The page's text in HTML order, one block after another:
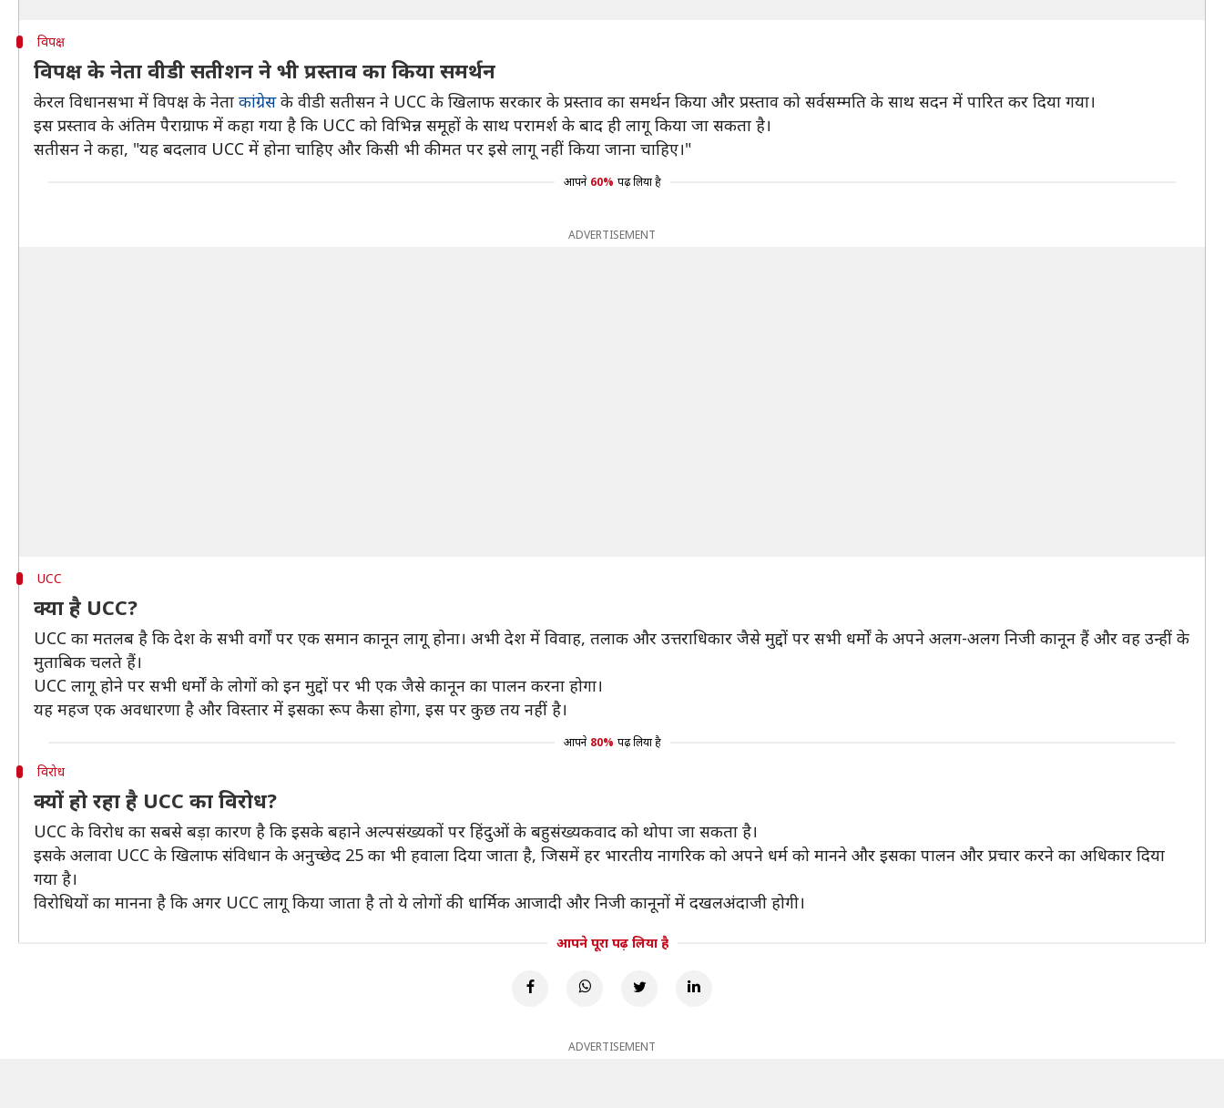
विपक्ष
विपक्ष के नेता वीडी सतीशन ने भी प्रस्ताव का किया समर्थन
केरल विधानसभा में विपक्ष के नेता कांग्रेसके वीडी सतीसन ने UCC के खिलाफ सरकार के प्रस्ताव का समर्थन किया और प्रस्ताव को सर्वसम्मति के साथ सदन में पारित कर दिया गया।
इस प्रस्ताव के अंतिम पैराग्राफ में कहा गया है कि UCC को विभिन्न समूहों के साथ परामर्श के बाद ही लागू किया जा सकता है।
सतीसन ने कहा, "यह बदलाव UCC में होना चाहिए और किसी भी कीमत पर इसे लागू नहीं किया जाना चाहिए।"
आपने 60% पढ़ लिया है
ADVERTISEMENT
UCC
क्या है UCC?
UCC का मतलब है कि देश के सभी वर्गों पर एक समान कानून लागू होना। अभी देश में विवाह, तलाक और उत्तराधिकार जैसे मुद्दों पर सभी धर्मों के अपने अलग-अलग निजी कानून हैं और वह उन्हीं के
मुताबिक चलते हैं।
UCC लागू होने पर सभी धर्मों के लोगों को इन मुद्दों पर भी एक जैसे कानून का पालन करना होगा।
यह महज एक अवधारणा है और विस्तार में इसका रूप कैसा होगा, इस पर कुछ तय नहीं है।
आपने 80% पढ़ लिया है
विरोध
क्यों हो रहा है UCC का विरोध?
UCC के विरोध का सबसे बड़ा कारण है कि इसके बहाने अल्पसंख्यकों पर हिंदुओं के बहुसंख्यकवाद को थोपा जा सकता है।
इसके अलावा UCC के खिलाफ संंविधान के अनुच्छेद 25 का भी हवाला दिया जाता है, जिसमें हर भारतीय नागरिक को अपने धर्म को मानने और इसका पालन और प्रचार करने का अधिकार दिया
गया है।
विरोधियों का मानना है कि अगर UCC लागू किया जाता है तो ये लोगों की धार्मिक आजादी और निजी कानूनों में दखलअंदाजी होगी।
आपने पूरा पढ़ लिया है
ADVERTISEMENT